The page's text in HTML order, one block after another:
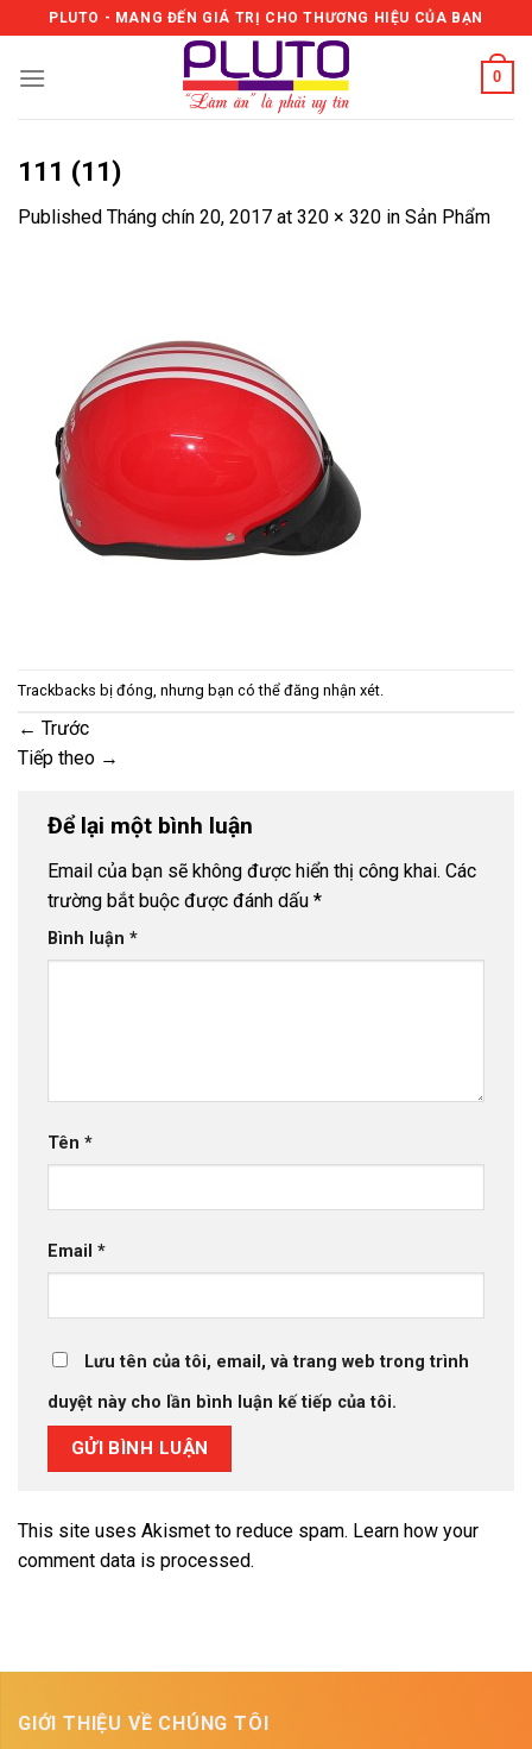
to
content
PLUTO - MANG ĐẾN GIÁ TRỊ CHO THƯƠNG HIỆU CỦA BẠN
0
111 (11)
Published Tháng chín 20, 2017 at 320 × 320 in Sản Phẩm
Trackbacks bị đóng, nhưng bạn có thể đăng nhận xét
← Trước
Tiếp theo →
Để lại một bình luận
Email của bạn sẽ không được hiển thị công khai. Các
trường bắt buộc được đánh dấu *
Bình luận *
Tên *
Email *
Lưu tên của tôi, email, và trang web trong trình
duyệt này cho lần bình luận kế tiếp của tôi.
This site uses Akismet to reduce spam. Learn how your
comment data is processed.
GIỚI THIỆU VỀ CHÚNG TÔI